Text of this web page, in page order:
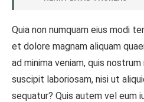
Quia non numquam eius modi
et dolore magnam aliquam
ad minima veniam, quis
suscipit laboriosam, nisi ut
sequatur? Quis autem vel eum